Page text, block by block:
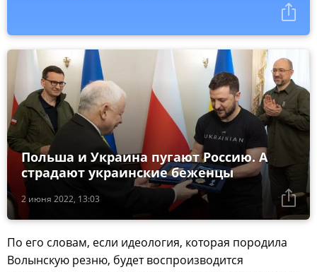
2 июня 2022, 13:03
Польша и Украина пугают Россию. А
страдают украинские беженцы
По его словам, если идеология, которая породила
Волынскую резню, будет воспроизводится